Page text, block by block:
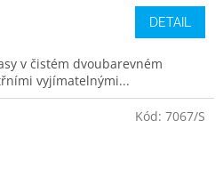
DETAIL
v čistém dvoubarevném
vyjímatelnými...
Kód: 7067/S